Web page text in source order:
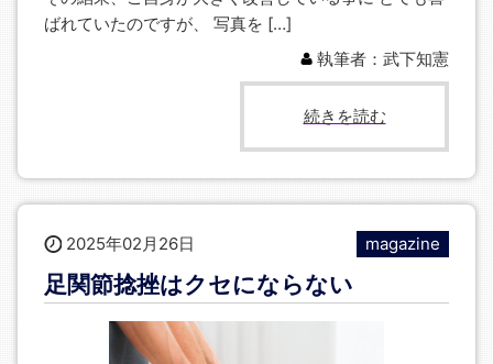
ばれていたのですが、 写真を […]
執筆者：武下知憲
続きを読む
2025年02月26日 magazine
足関節捻挫はクセにならない